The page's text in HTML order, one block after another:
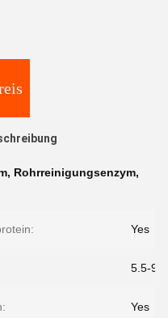
, Rohrreinigungsenzym,
Yes
5.5-9.5
Yes